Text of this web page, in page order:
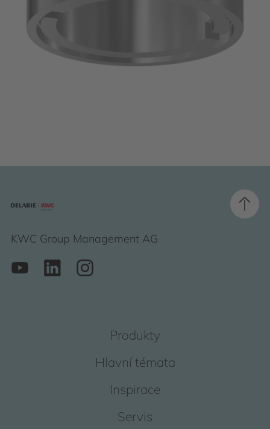
KWC Group Management AG
Produkty
Hlavní témata
Inspirace
Servis